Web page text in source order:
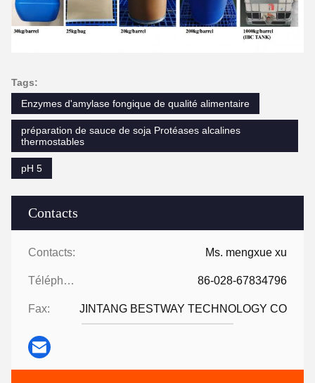
Contacts
Contacts: Ms. mengxue xu
Téléphone: 86-028-67834796
Fax: JINTANG BESTWAY TECHNOLOGY CO
Tags:
Enzymes d'amylase fongique de qualité alimentaire
préparation de sauce de soja Protéases alcalines
thermostables
pH 5